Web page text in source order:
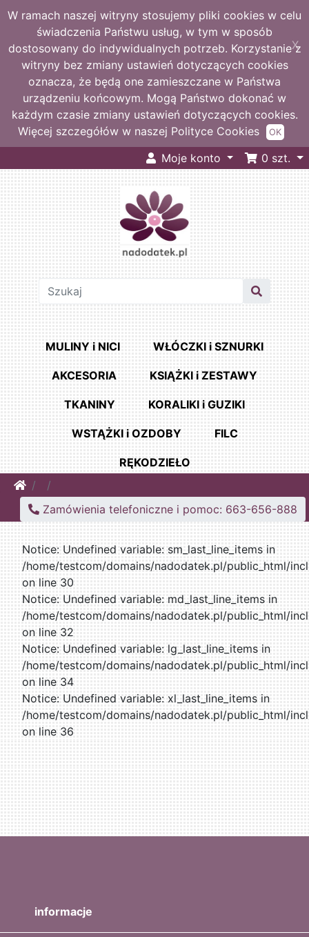
W ramach naszej witryny stosujemy pliki cookies w celu
świadczenia Państwu usług, w tym w sposób
dostosowany do indywidualnych potrzeb. Korzystanie z
witryny bez zmiany ustawień dotyczących cookies
oznacza, że będą one zamieszczane w Państwa
urządzeniu końcowym. Mogą Państwo dokonać w
każdym czasie zmiany ustawień dotyczących cookies.
Więcej szczegółów w naszej Polityce Cookies
X
OK
Moje konto 0 szt.
MULINY i NICI WŁÓCZKI i SZNURKI
AKCESORIA KSIĄŻKI i ZESTAWY
TKANINY KORALIKI i GUZIKI
WSTĄŻKI i OZDOBY FILC
RĘKODZIEŁO
Home
Zamówienia telefoniczne i pomoc: 663-656-888
Notice: Undefined variable: sm_last_line_items in
/home/testcom/domains/nadodatek.pl/public_html/
on line 30
Notice: Undefined variable: md_last_line_items in
/home/testcom/domains/nadodatek.pl/public_html/
on line 32
Notice: Undefined variable: lg_last_line_items in
/home/testcom/domains/nadodatek.pl/public_html/
on line 34
Notice: Undefined variable: xl_last_line_items in
/home/testcom/domains/nadodatek.pl/public_html/
on line 36
informacje